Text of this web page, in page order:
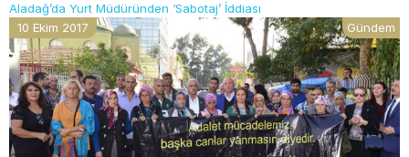
Aladağ’da Yurt Müdüründen ‘Sabotaj’ İddiası
10 Ekim 2017
Gündem